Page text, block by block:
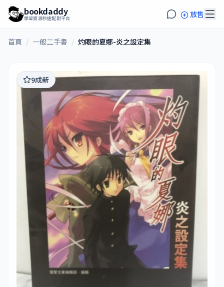
bookdaddy
學習資源秒速配對平台 放售
首頁 / 一般二手書 / 灼眼的夏娜-炎之設定集
9成新